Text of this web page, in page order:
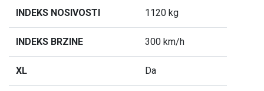
INDEKS NOSIVOSTI 1120 kg
INDEKS BRZINE 300 km/h
XL Da